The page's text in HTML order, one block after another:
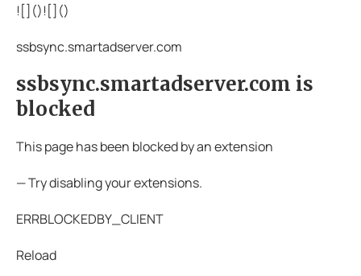
![]()![]()
ssbsync.smartadserver.com
ssbsync.smartadserver.com is
blocked
This page has been blocked by an extension
— Try disabling your extensions.
ERRBLOCKEDBY_CLIENT
Reload